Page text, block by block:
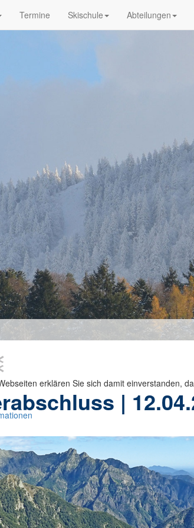
Termine Skischule Abteilungen
|
erklären Sie sich damit einverstanden,